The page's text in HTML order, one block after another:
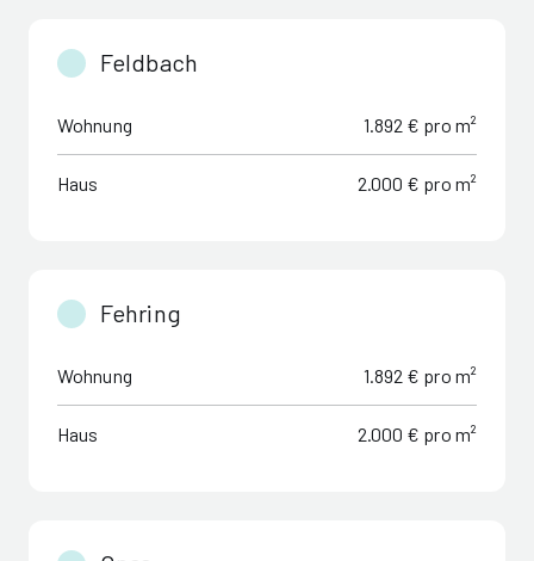
Feldbach
Wohnung 1.892 € pro m²
Haus 2.000 € pro m²
Fehring
Wohnung 1.892 € pro m²
Haus 2.000 € pro m²